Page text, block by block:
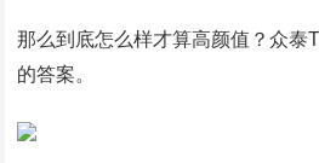
那么到底怎么样才算高颜值？众泰
的答案。